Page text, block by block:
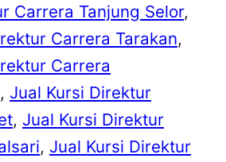
Carrera Tanjung Selor
Carrera Tarakan
Carrera
, Jual Kursi Direktur
, Jual Kursi Direktur
, Jual Kursi Direktur